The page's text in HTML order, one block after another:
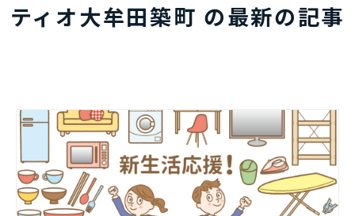
ティオ大牟田築町 の最新の記事